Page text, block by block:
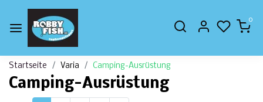
0
Startseite Varia Camping-Ausrüstung
Camping-Ausrüstung